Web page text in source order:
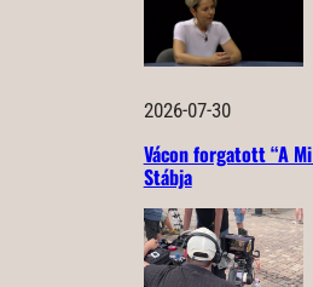
2026-07-30
Vácon forgatott “A
Stábja